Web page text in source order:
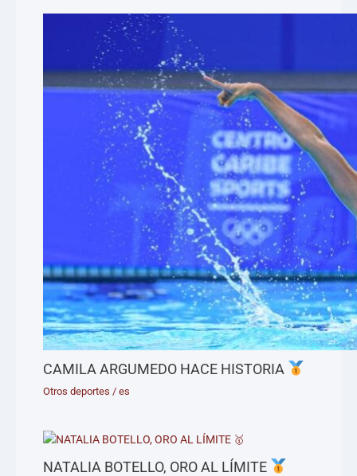
CAMILA ARGUMEDO HACE HISTORIA
Otros deportes /es
NATALIA BOTELLO, ORO AL LÍMITE